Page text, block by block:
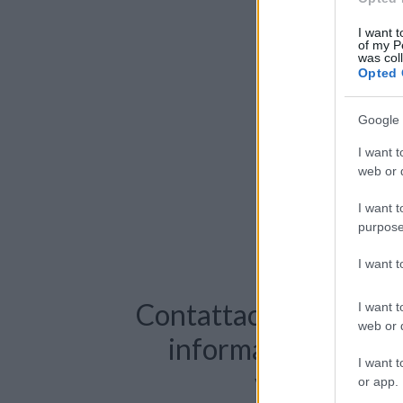
I want
of my
was
Opted
Google
I want
web or
I want
I want
I want
web or
I want
or app.
Contattaci per
informazioni o